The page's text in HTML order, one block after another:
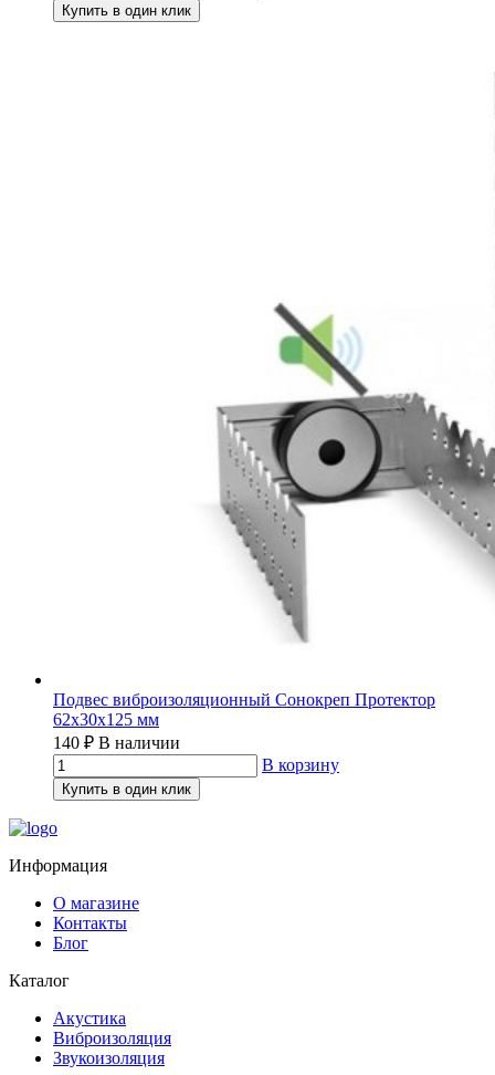
Купить в один клик
Подвес виброизоляционный Сонокреп Протектор
62х30х125 мм
140 ₽ В наличии
В корзину
Купить в один клик
Информация
О магазине
Контакты
Блог
Каталог
Акустика
Виброизоляция
Звукоизоляция